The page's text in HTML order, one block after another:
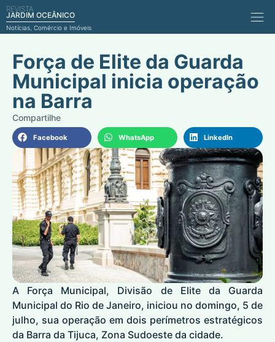
REVISTA
JARDIM OCEÂNICO
Notícias, Comércio e Imóveis
Força de Elite da Guarda
Municipal inicia operação
na Barra
Facebook WhatsApp LinkedIn
A Força Municipal, Divisão de Elite da Guarda
Municipal do Rio de Janeiro, iniciou no domingo, 5 de
julho, sua operação em dois perímetros estratégicos
da Barra da Tijuca, Zona Sudoeste da cidade.